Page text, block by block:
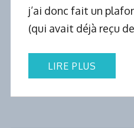
j’ai donc fait un
(qui avait déjà reçu
LIRE PLUS